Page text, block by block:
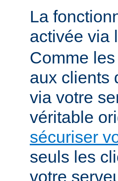
La
activée via
Comme
aux clients
via votre
véritable
sécuriser
seuls les
votre